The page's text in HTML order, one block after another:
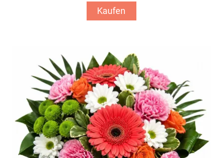
Kaufen